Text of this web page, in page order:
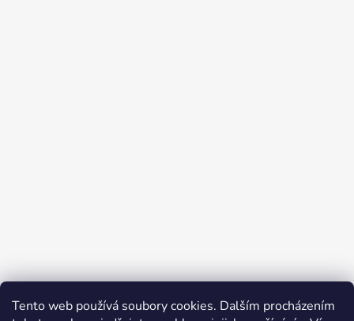
Tento web používá soubory cookies. Dalším procházením